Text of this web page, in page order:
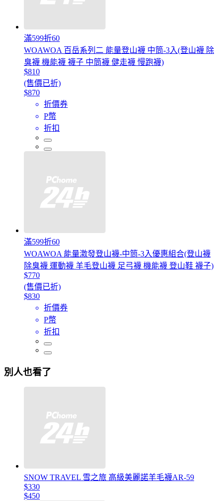
滿599折60
WOAWOA 百岳系列二 能量登山襪 中筒-3入(登山襪 除
臭襪 機能襪 襪子 中筒襪 健走襪 慢跑襪)
$810
(售價已折)
$870
折價券
P幣
折扣
滿599折60
WOAWOA 能量激發登山襪-中筒-3入優惠組合(登山襪
除臭襪 運動襪 羊毛登山襪 足弓襪 機能襪 登山鞋 襪子)
$770
(售價已折)
$830
折價券
P幣
折扣
別人也看了
SNOW TRAVEL 雪之旅 高級美麗諾羊毛襪AR-59
$330
$450